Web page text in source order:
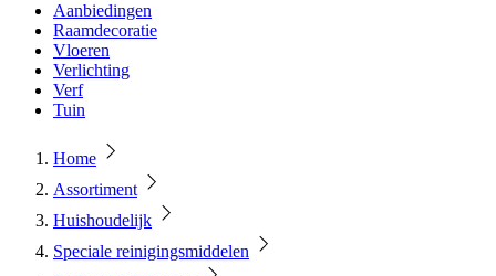
Aanbiedingen
Raamdecoratie
Vloeren
Verlichting
Verf
Tuin
Home
Assortiment
Huishoudelijk
Speciale reinigingsmiddelen